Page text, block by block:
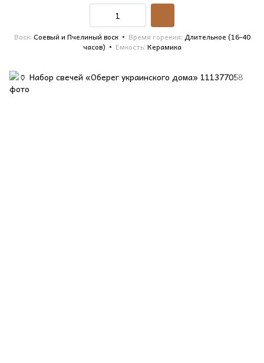
Воск Соевый и Пчелиный воск Время горения Длительное (16-40
часов)
Емкость Керамика